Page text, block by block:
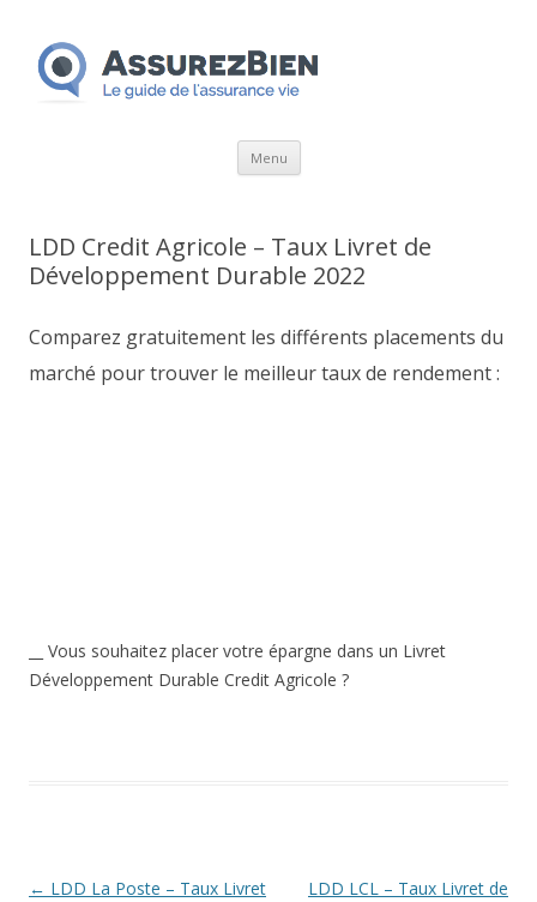
Menu Aller
LDD Credit Agricole – Taux Livret de
Développement Durable 2022
Comparez gratuitement les différents placements du
marché pour trouver le meilleur taux de rendement :
__ Vous souhaitez placer votre épargne dans un Livret
Développement Durable Credit Agricole ?
Navigation
← LDD La Poste – Taux Livret
LDD LCL – Taux Livret de